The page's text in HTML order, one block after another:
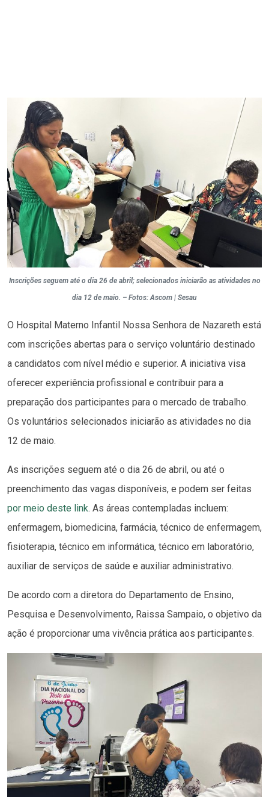
Inscrições seguem até o dia 26 de abril; selecionados iniciarão as atividades no
dia 12 de maio. – Fotos: Ascom | Sesau
O Hospital Materno Infantil Nossa Senhora de Nazareth está
com inscrições abertas para o serviço voluntário destinado
a candidatos com nível médio e superior. A iniciativa visa
oferecer experiência profissional e contribuir para a
preparação dos participantes para o mercado de trabalho.
Os voluntários selecionados iniciarão as atividades no dia
12 de maio.
As inscrições seguem até o dia 26 de abril, ou até o
preenchimento das vagas disponíveis, e podem ser feitas
por meio deste link. As áreas contempladas incluem:
enfermagem, biomedicina, farmácia, técnico de enfermagem,
fisioterapia, técnico em informática, técnico em laboratório,
auxiliar de serviços de saúde e auxiliar administrativo.
De acordo com a diretora do Departamento de Ensino,
Pesquisa e Desenvolvimento, Raissa Sampaio, o objetivo da
ação é proporcionar uma vivência prática aos participantes.